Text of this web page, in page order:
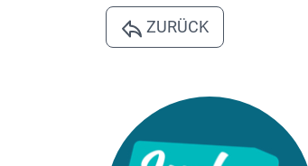
ZURÜCK